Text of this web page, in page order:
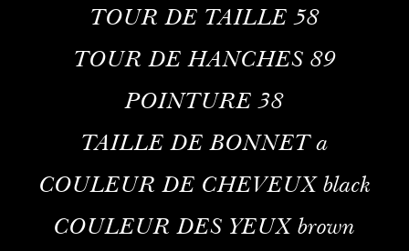
TOUR DE TAILLE 58
TOUR DE HANCHES 89
POINTURE 38
TAILLE DE BONNET a
COULEUR DE CHEVEUXblack
COULEUR DES YEUXbrown